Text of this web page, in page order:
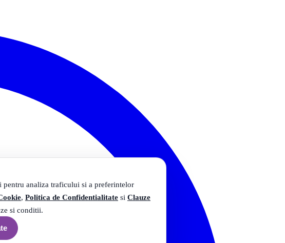
pentru analiza traficului si a preferintelor
, Politica de Confidentialitate si Clauze
si conditii.